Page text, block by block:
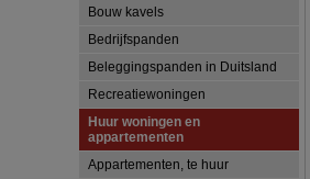
Bouw kavels
Bedrijfspanden
Beleggingspanden in Duitsland
Recreatiewoningen
Huur woningen en
appartementen
Appartementen, te huur